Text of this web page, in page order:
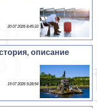
20 07 2026 8:45:33
описание
19 07 2026 9:28:54